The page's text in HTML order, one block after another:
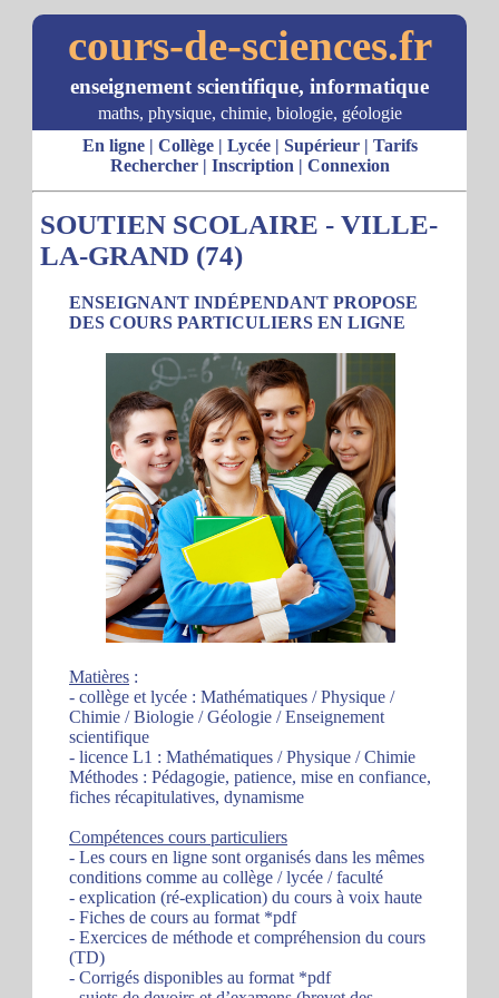
cours-de-sciences.fr
enseignement scientifique, informatique
maths, physique, chimie, biologie, géologie
En ligne| Collège| Lycée| Supérieur| Tarifs
Rechercher| Inscription | Connexion
SOUTIEN SCOLAIRE - VILLE-
LA-GRAND (74)
ENSEIGNANT INDÉPENDANT PROPOSE
DES COURS PARTICULIERS EN LIGNE
Matières :
- collège et lycée : Mathématiques / Physique /
Chimie / Biologie / Géologie / Enseignement
scientifique
- licence L1 : Mathématiques / Physique / Chimie
Méthodes : Pédagogie, patience, mise en confiance,
fiches récapitulatives, dynamisme
Compétences cours particuliers
- Les cours en ligne sont organisés dans les mêmes
conditions comme au collège / lycée / faculté
- explication (ré-explication) du cours à voix haute
- Fiches de cours au format *pdf
- Exercices de méthode et compréhension du cours
(TD)
- Corrigés disponibles au format *pdf